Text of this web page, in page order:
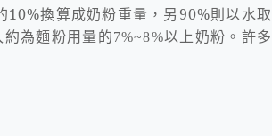
10%換算成奶粉重量，另90%則以水取
為麵粉用量的7%~8%以上奶粉。 許多